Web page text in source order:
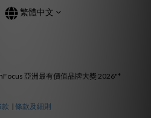
繁體中文
亞洲最有價值品牌大獎 2026"*
款 | 條款及細則